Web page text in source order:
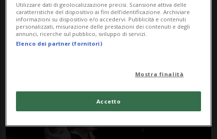
STATI UNITI
Amber Heard invoca il Primo
Emendamento
Utilizzare dati di geolocalizzazione precisi. Scansione attiva delle
caratteristiche del dispositivo ai fini dell’identificazione. Archiviare
informazioni su dispositivo e/o accedervi. Pubblicità e contenuti
personalizzati, misurazione delle prestazioni dei contenuti e degli
annunci, ricerche sul pubblico, sviluppo di servizi.
Elenco dei partner (fornitori)
Mostra finalità
Accetto